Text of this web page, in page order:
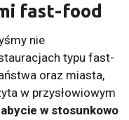
fast-food
nie
typu fast-
oraz miasta,
w przysłowiowym
w stosunkowo